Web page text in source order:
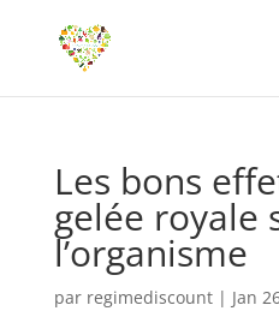
Les bons
gelée royale
l’organisme
par regimediscount| Jan